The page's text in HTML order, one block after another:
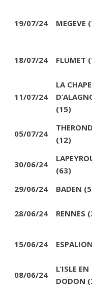
19/07/24 MEGEVE
18/07/24 FLUMET
11/07/24
LA
(15)
05/07/24
(12)
30/06/24
(63)
29/06/24
BADEN
28/06/24 RENNES
15/06/24
08/06/24
L’ISLE EN
DODON